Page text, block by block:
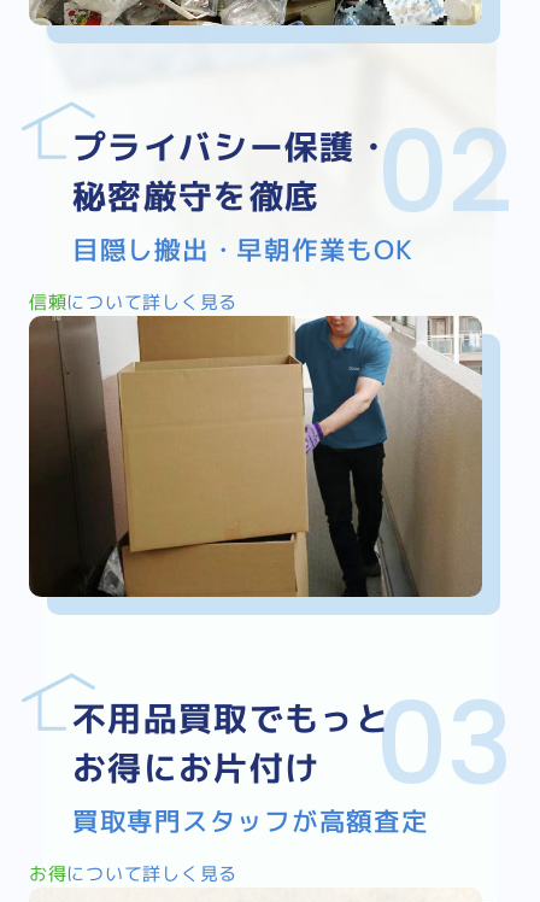
プライバシー保護・
秘密厳守を徹底
目隠し搬出・早朝作業もOK
信頼について詳しく見る
不用品買取でもっと
お得にお片付け
買取専門スタッフが高額査定
お得について詳しく見る